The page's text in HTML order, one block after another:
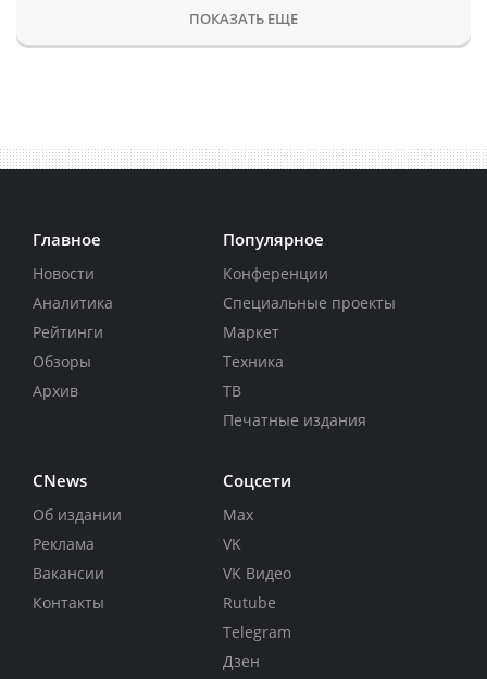
ПОКАЗАТЬ ЕЩЕ
Главное
Новости
Аналитика
Рейтинги
Обзоры
Архив
Популярное
Конференции
Специальные проекты
Маркет
Техника
ТВ
Печатные издания
CNews
Об издании
Реклама
Вакансии
Контакты
Соцсети
Max
VK
VK Видео
Rutube
Telegram
Дзен